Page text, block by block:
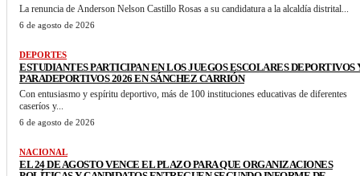
La renuncia de Anderson Nelson Castillo Rosas a su candidatura a la alcaldía distrital...
6 de agosto de 2026
DEPORTES
ESTUDIANTES PARTICIPAN EN LOS JUEGOS ESCOLARES DEPORTIVOS
PARADEPORTIVOS 2026 EN SÁNCHEZ CARRIÓN
Con entusiasmo y espíritu deportivo, más de 100 instituciones educativas de diferentes
caseríos y...
6 de agosto de 2026
NACIONAL
EL 24 DE AGOSTO VENCE EL PLAZO PARA QUE ORGANIZACIONES